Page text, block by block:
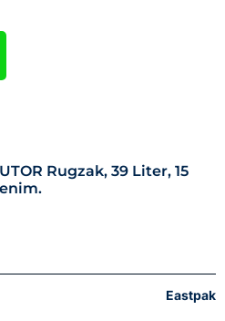
Rugzak, 39 Liter, 15
Eastpak